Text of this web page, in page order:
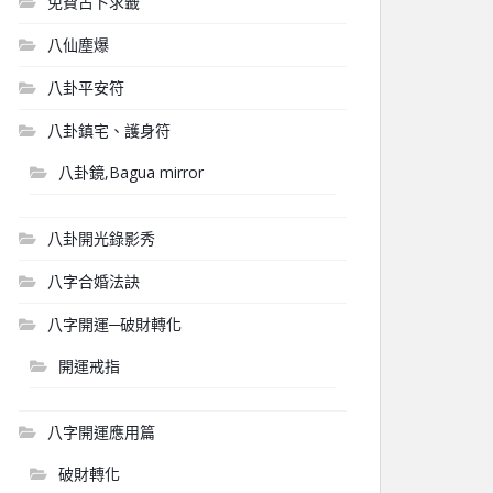
八仙塵爆
八卦平安符
八卦鎮宅、護身符
八卦鏡,Bagua mirror
八卦開光錄影秀
八字合婚法訣
八字開運─破財轉化
開運戒指
八字開運應用篇
破財轉化